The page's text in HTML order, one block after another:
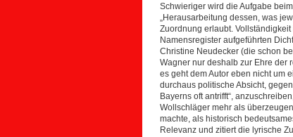
Schwieriger wird die Aufgabe
„Herausarbeitung dessen, was
Zuordnung erlaubt.
Namensregister aufgeführten
Christine Neudecker (die schon
Wagner nur deshalb zur Ehre der
es geht dem Autor eben nicht um
durchaus politische Absicht,
Bayerns oft antrifft“,
Wollschläger mehr als
machte, als historisch
Relevanz und zitiert die lyrische